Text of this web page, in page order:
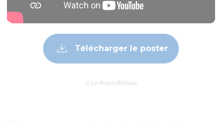
Télécharger le poster
© Le Projet Biblique